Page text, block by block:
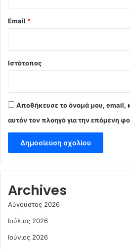
Email *
Ιστότοπος
Αποθήκευσε το όνομά μου, email,
αυτόν τον πλοηγό για την επόμενη
Archives
Αύγουστος 2026
Ιούλιος 2026
Ιούνιος 2026